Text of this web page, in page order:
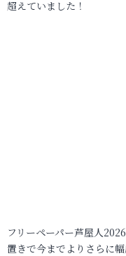
超えていました！
フリーペーパー芦屋人
置きで今までよりさらに